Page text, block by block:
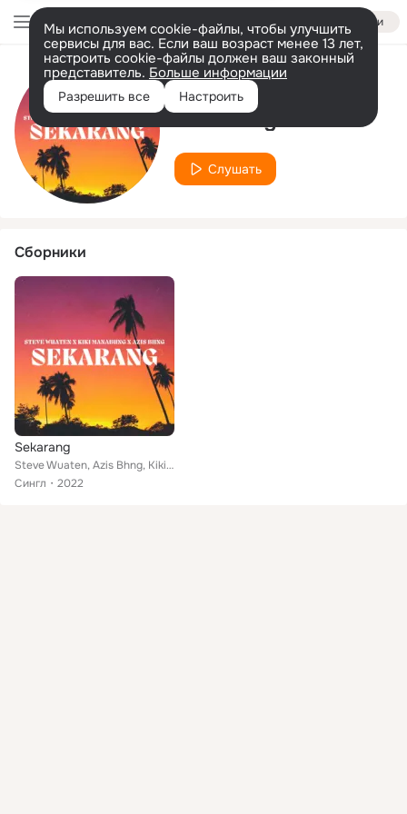
Войти
Мы используем cookie-файлы, чтобы улучшить
сервисы для вас. Если ваш возраст менее 13 лет,
настроить cookie-файлы должен ваш законный
представитель. Больше информации
Разрешить все Настроить
Исполнитель
Azis Bhng
Слушать
Сборники
Sekarang
Steve Wuaten, Azis Bhng, Kiki Manabung
Сингл
2022